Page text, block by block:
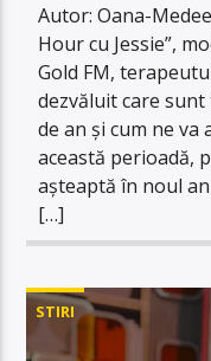
Autor: Oana-
Hour cu Jessie”,
Gold FM,
dezvăluit care
de an și cum ne va
această perioadă,
așteaptă în noul
[…]
STIRI